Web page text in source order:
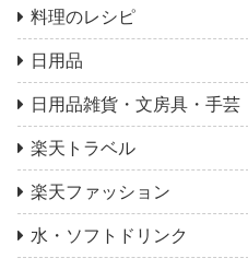
料理のレシピ
日用品
日用品雑貨・文房具・手芸
楽天トラベル
楽天ファッション
水・ソフトドリンク